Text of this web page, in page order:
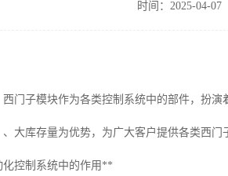
时间：2025-04-07
门子模块作为各类控制系统中的部件，扮
大库存量为优势，为广大客户提供各类西
控制系统中的作用**